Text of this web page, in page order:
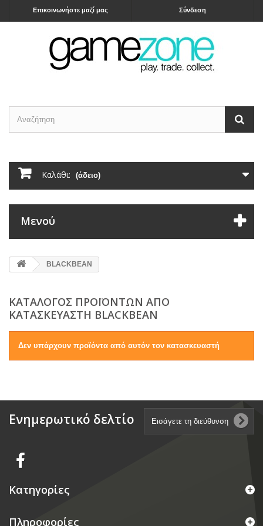
Σύνδεση
Επικοινωνήστε μαζί μας
Καλάθι: (άδειο)
Μενού
BLACKBEAN
ΚΑΤΆΛΟΓΟΣ ΠΡΟΪΌΝΤΩΝ ΑΠΌ
ΚΑΤΑΣΚΕΥΑΣΤΉ BLACKBEAN
Δεν υπάρχουν προϊόντα από αυτόν τον κατασκευαστή
Ενημερωτικό δελτίο
Κατηγορίες
Πληροφορίες